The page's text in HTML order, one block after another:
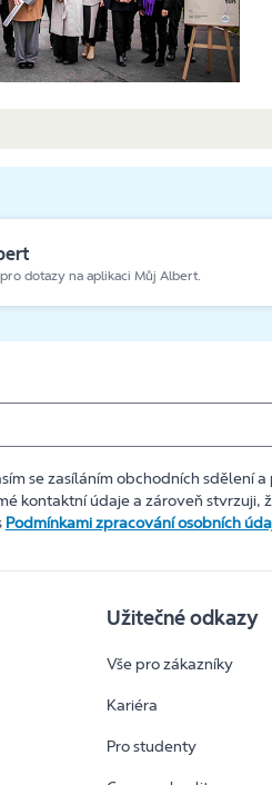
dotazy na aplikaci Můj Albert.
se zasíláním obchodních sdělení a
kontaktní údaje a zároveň stvrzuji,
Podmínkami zpracování osobních
Užitečné odkazy
Vše pro zákazníky
Kariéra
Pro studenty